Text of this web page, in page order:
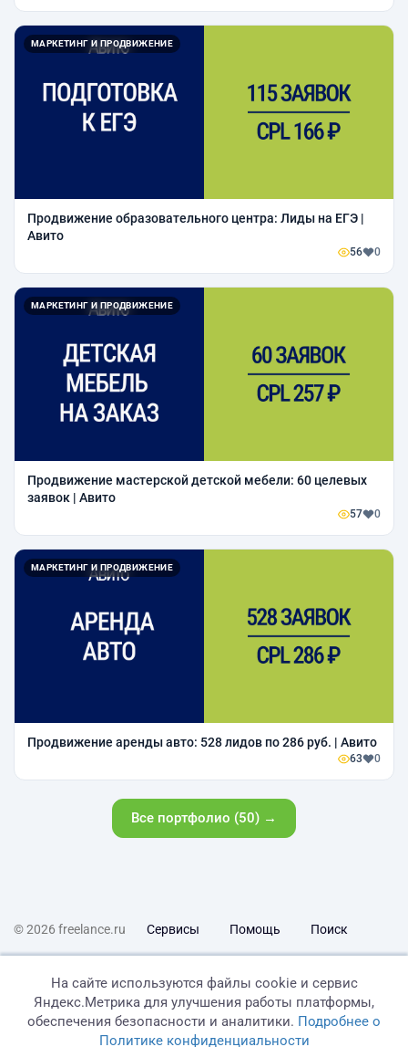
МАРКЕТИНГ И ПРОДВИЖЕНИЕ
Продвижение образовательного центра: Лиды на ЕГЭ |
Авито
56 0
МАРКЕТИНГ И ПРОДВИЖЕНИЕ
Продвижение мастерской детской мебели: 60 целевых
заявок | Авито
57 0
МАРКЕТИНГ И ПРОДВИЖЕНИЕ
Продвижение аренды авто: 528 лидов по 286 руб. | Авито
63 0
Все портфолио (50) →
© 2026 freelance.ru Сервисы Помощь Поиск
Дисклеймер о ЗоЗПП Отказ от ответственности
На сайте используются файлы cookie и сервис
Яндекс.Метрика для улучшения работы платформы,
обеспечения безопасности и аналитики. Подробнее о
Политике конфиденциальности